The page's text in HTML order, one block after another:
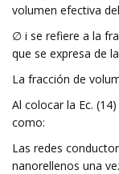
volumen efectiva
∅ i se refiere a la
que se expresa de
La fracción de
Al colocar la Ec.
como:
Las redes
nanorellenos una